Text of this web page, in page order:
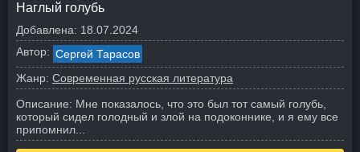
Наглый голубь
Добавлена: 18.07.2024
Автор: Сергей Тарасов
Жанр: Современная русская литература
Описание: Мне показалось, что это был тот самый голубь,
который сидел голодный и злой на подоконнике, и я ему все
припомнил...